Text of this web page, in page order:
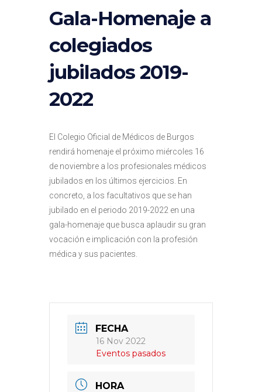
Gala-Homenaje a
colegiados
jubilados 2019-
2022
El Colegio Oficial de Médicos de Burgos
rendirá homenaje el próximo miércoles 16
de noviembre a los profesionales médicos
jubilados en los últimos ejercicios. En
concreto, a los facultativos que se han
jubilado en el periodo 2019-2022 en una
gala-homenaje que busca aplaudir su gran
vocación e implicación con la profesión
médica y sus pacientes.
FECHA
16 Nov 2022
Eventos pasados
HORA